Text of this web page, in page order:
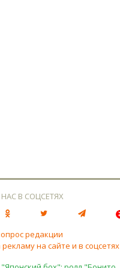
В СОЦСЕТЯХ
редакции
на сайте и в соцсетях